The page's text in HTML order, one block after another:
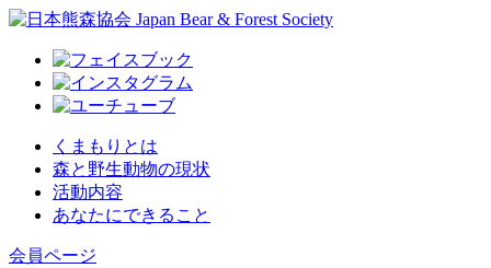
くまもりとは
森と野生動物の現状
活動内容
あなたにできること
会員ページ